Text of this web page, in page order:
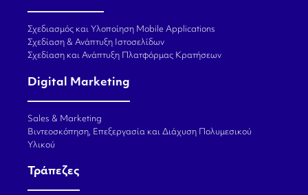
Σχεδιασμός και Υλοποίηση Mobile Applications
Σχεδίαση & Ανάπτυξη Ιστοσελίδων
Σχεδίαση και Ανάπτυξη Πλατφόρμας Κρατήσεων
Digital Marketing
Sales & Marketing
Βιντεοσκόπηση, Επεξεργασία και Διάχυση Πολυμεσικού
Υλικού
Τράπεζες